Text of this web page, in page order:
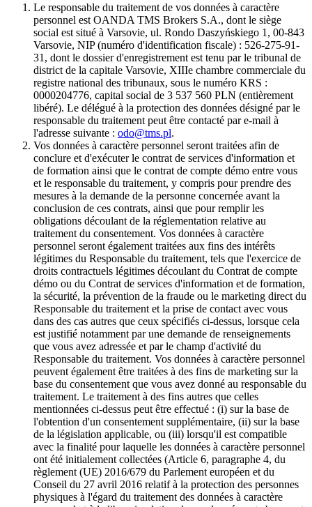
Le responsable du traitement de vos données à caractère
personnel est OANDA TMS Brokers S.A., dont le siège
social est situé à Varsovie, ul. Rondo Daszyńskiego 1, 00-843
Varsovie, NIP (numéro d'identification fiscale) : 526-275-91-
31, dont le dossier d'enregistrement est tenu par le tribunal de
district de la capitale Varsovie, XIIIe chambre commerciale du
registre national des tribunaux, sous le numéro KRS :
0000204776, capital social de 3 537 560 PLN (entièrement
libéré). Le délégué à la protection des données désigné par le
responsable du traitement peut être contacté par e-mail à
l'adresse suivante : odo@tms.pl.
Vos données à caractère personnel seront traitées afin de
conclure et d'exécuter le contrat de services d'information et
de formation ainsi que le contrat de compte démo entre vous
et le responsable du traitement, y compris pour prendre des
mesures à la demande de la personne concernée avant la
conclusion de ces contrats, ainsi que pour remplir les
obligations découlant de la réglementation relative au
traitement du consentement. Vos données à caractère
personnel seront également traitées aux fins des intérêts
légitimes du Responsable du traitement, tels que l'exercice de
droits contractuels légitimes découlant du Contrat de compte
démo ou du Contrat de services d'information et de formation,
la sécurité, la prévention de la fraude ou le marketing direct du
Responsable du traitement et la prise de contact avec vous
dans des cas autres que ceux spécifiés ci-dessus, lorsque cela
est justifié notamment par une demande de renseignements
que vous avez adressée et par le champ d'activité du
Responsable du traitement. Vos données à caractère personnel
peuvent également être traitées à des fins de marketing sur la
base du consentement que vous avez donné au responsable du
traitement. Le traitement à des fins autres que celles
mentionnées ci-dessus peut être effectué : (i) sur la base de
l'obtention d'un consentement supplémentaire, (ii) sur la base
de la législation applicable, ou (iii) lorsqu'il est compatible
avec la finalité pour laquelle les données à caractère personnel
ont été initialement collectées (Article 6, paragraphe 4, du
règlement (UE) 2016/679 du Parlement européen et du
Conseil du 27 avril 2016 relatif à la protection des personnes
physiques à l'égard du traitement des données à caractère